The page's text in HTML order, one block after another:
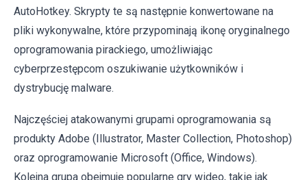
AutoHotkey. Skrypty te są następnie konwertowane na
pliki wykonywalne, które przypominają ikonę oryginalnego
oprogramowania pirackiego, umożliwiając
cyberprzestępcom oszukiwanie użytkowników i
dystrybucję malware.
Najczęściej atakowanymi grupami oprogramowania są
produkty Adobe (Illustrator, Master Collection, Photoshop)
oraz oprogramowanie Microsoft (Office, Windows).
Kolejna grupa obejmuje popularne gry wideo, takie jak